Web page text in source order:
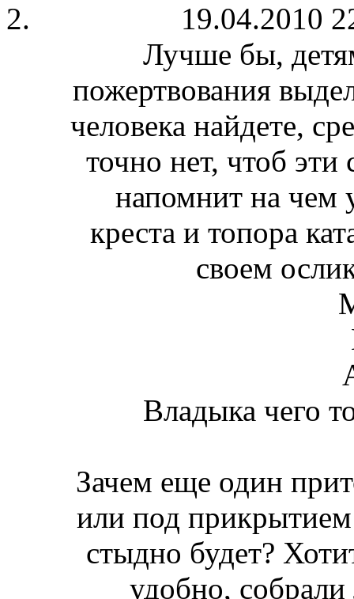
19.04.2010
Лучше бы,
пожертвования
человека найдете,
точно нет, чтоб
напомнит на чем
креста и топора
своем
Владыка чего
Зачем еще один
или под
стыдно будет?
удобно,